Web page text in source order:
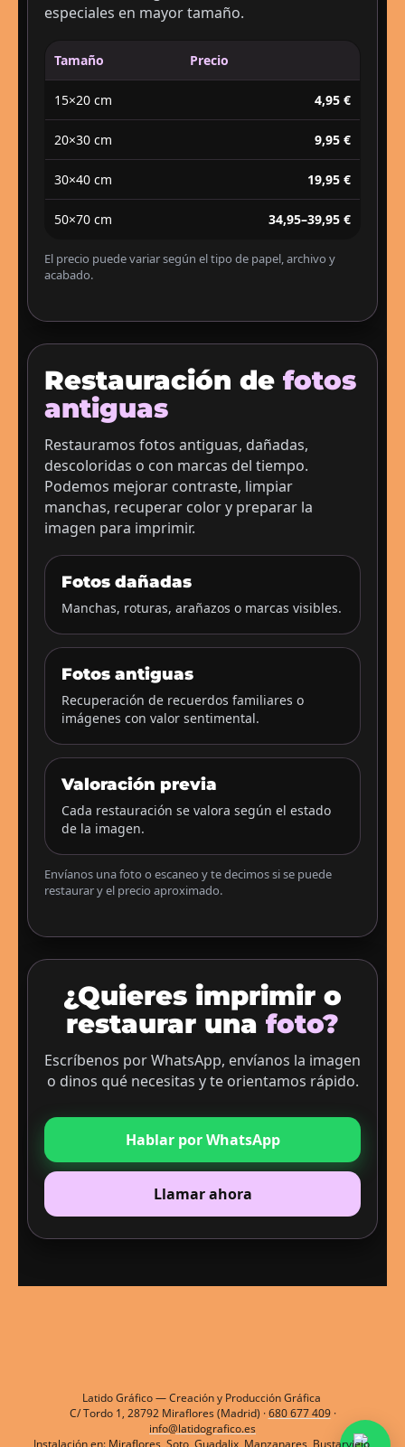
especiales en mayor tamaño.
Tamaño Precio
15×20 cm 4,95 €
20×30 cm 9,95 €
30×40 cm 19,95 €
50×70 cm 34,95–39,95 €
El precio puede variar según el tipo de papel, archivo y
acabado.
Restauración de fotos
antiguas
Restauramos fotos antiguas, dañadas,
descoloridas o con marcas del tiempo.
Podemos mejorar contraste, limpiar
manchas, recuperar color y preparar la
imagen para imprimir.
Fotos dañadas
Manchas, roturas, arañazos o marcas visibles.
Fotos antiguas
Recuperación de recuerdos familiares o
imágenes con valor sentimental.
Valoración previa
Cada restauración se valora según el estado
de la imagen.
Envíanos una foto o escaneo y te decimos si se puede
restaurar y el precio aproximado.
¿Quieres imprimir o
restaurar una foto?
Escríbenos por WhatsApp, envíanos la imagen
o dinos qué necesitas y te orientamos rápido.
Hablar por WhatsApp
Llamar ahora
Latido Gráfico — Creación y Producción Gráfica
C/ Tordo 1, 28792 Miraflores (Madrid) ·680 677 409·
info@latidografico.es
Instalación en: Miraflores, Soto, Guadalix, Manzanares, Bustarviejo,